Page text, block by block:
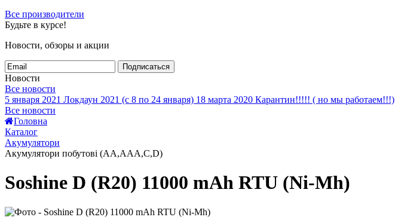
Все производители
Будьте в курсе!
Новости, обзоры и акции
Подписаться
Новости
Все новости
5 января 2021 Локдаун 2021 (с 8 по 24 января) 18 марта 2020 Карантин!!!!! ( но мы работаем!!!)
Все новости
Головна
Каталог
Акумулятори
Акумулятори побутові (AA,AAA,C,D)
Soshine D (R20) 11000 mAh RTU (Ni-Mh)